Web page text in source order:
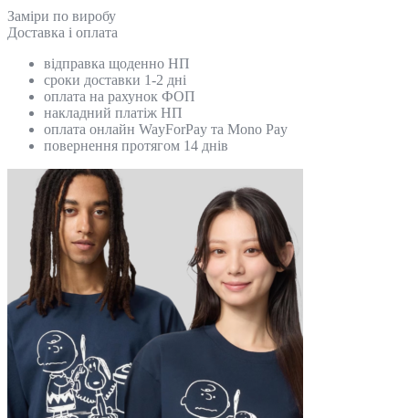
Замiри по виробу
Доставка і оплата
відправка щоденно НП
сроки доставки 1-2 дні
оплата на рахунок ФОП
накладний платіж НП
оплата онлайн WayForPay та Mono Pay
повернення протягом 14 днів